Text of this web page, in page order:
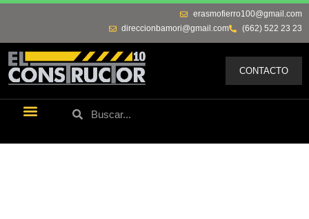
(662) 522 23 23
direccionbamori@gmail.com
erasmofierro100@gmail.com
CONTACTO